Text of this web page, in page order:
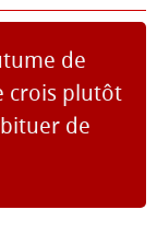
de
crois plutôt
de